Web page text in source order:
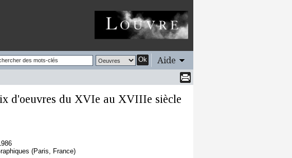
Ok Aide
d'oeuvres du XVIe au XVIIIe siècle
(Paris, France)